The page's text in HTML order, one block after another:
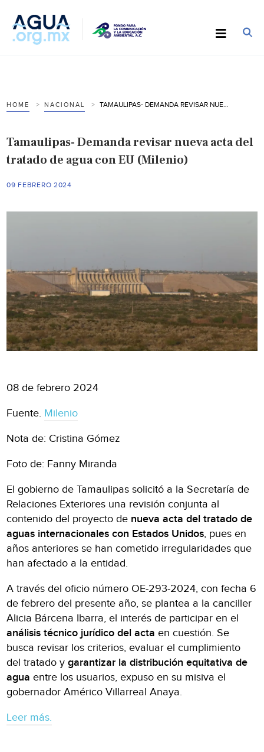
HOME NACIONAL
Tamaulipas- Demanda revisar nueva acta del
tratado de agua con EU (Milenio)
09 FEBRERO 2024
08 de febrero 2024
Fuente. Milenio
Nota de: Cristina Gómez
Foto de: Fanny Miranda
El gobierno de Tamaulipas solicitó a la Secretaría de
Relaciones Exteriores una revisión conjunta al
contenido del proyecto de nueva acta del tratado de
aguas internacionales con Estados Unidos, pues en
años anteriores se han cometido irregularidades que
han afectado a la entidad.
A través del oficio número OE-293-2024, con fecha 6
de febrero del presente año, se plantea a la canciller
Alicia Bárcena Ibarra, el interés de participar en el
análisis técnico jurídico del acta en cuestión. Se
busca revisar los criterios, evaluar el cumplimiento
del tratado ygarantizar la distribución equitativa de
agua entre los usuarios, expuso en su misiva el
gobernador Américo Villarreal Anaya.
Leer más.